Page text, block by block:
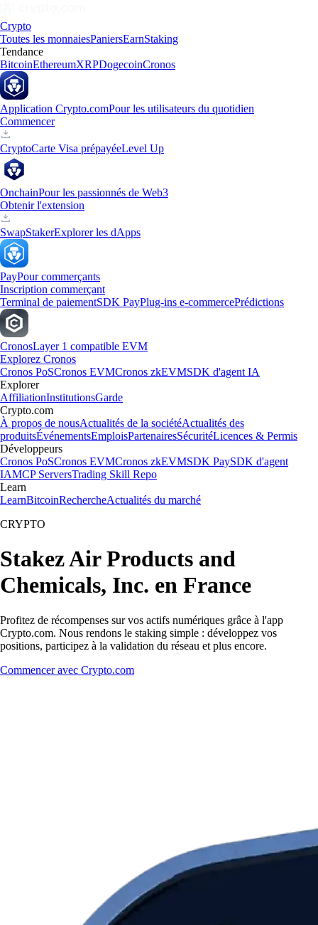
Crypto
Toutes les monnaiesPaniersEarnStaking
Tendance
BitcoinEthereumXRPDogecoinCronos
Application Crypto.comPour les utilisateurs du quotidien
Commencer
CryptoCarte Visa prépayéeLevel Up
OnchainPour les passionnés de Web3
Obtenir l'extension
SwapStakerExplorer les dApps
PayPour commerçants
Inscription commerçant
Terminal de paiementSDK PayPlug-ins e-commercePrédictions
CronosLayer 1 compatible EVM
Explorez Cronos
Cronos PoSCronos EVMCronos zkEVMSDK d'agent IA
Explorer
AffiliationInstitutionsGarde
Crypto.com
À propos de nousActualités de la sociétéActualités des
produitsÉvénementsEmploisPartenairesSécuritéLicences & Permis
Développeurs
Cronos PoSCronos EVMCronos zkEVMSDK PaySDK d'agent
IAMCP ServersTrading Skill Repo
Learn
LearnBitcoinRechercheActualités du marché
CRYPTO
Stakez Air Products and
Chemicals, Inc. en France
Profitez de récompenses sur vos actifs numériques grâce à l'app
Crypto.com. Nous rendons le staking simple : développez vos
positions, participez à la validation du réseau et plus encore.
Commencer avec Crypto.com